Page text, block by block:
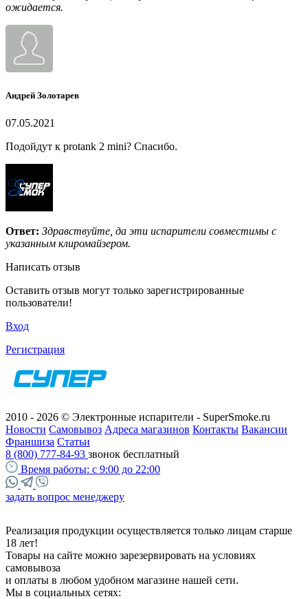
ожидается.
Андрей Золотарев
07.05.2021
Подойдут к protank 2 mini? Спасибо.
Ответ: Здравствуйте, да эти испарители совместимы с
указанным клиромайзером.
Написать отзыв
Оставить отзыв могут только зарегистрированные
пользователи!
Вход
Регистрация
2010 - 2026 © Электронные испарители - SuperSmoke.ru
Новости Самовывоз Адреса магазинов Контакты Вакансии
Франшиза Статьи
8 (800) 777-84-93 звонок бесплатный
Время работы: с 9:00 до 22:00
задать вопрос менеджеру
Реализация продукции осуществляется только лицам старше
18 лет!
Товары на сайте можно зарезервировать на условиях
самовывоза
и оплаты в любом удобном магазине нашей сети.
Мы в социальных сетях: